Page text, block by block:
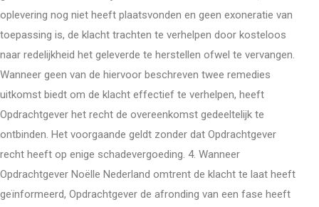
oplevering nog niet heeft plaatsvonden en geen exoneratie van
toepassing is, de klacht trachten te verhelpen door kosteloos
naar redelijkheid het geleverde te herstellen ofwel te vervangen.
Wanneer geen van de hiervoor beschreven twee remedies
uitkomst biedt om de klacht effectief te verhelpen, heeft
Opdrachtgever het recht de overeenkomst gedeeltelijk te
ontbinden. Het voorgaande geldt zonder dat Opdrachtgever
recht heeft op enige schadevergoeding. 4. Wanneer
Opdrachtgever Noëlle Nederland omtrent de klacht te laat heeft
geïnformeerd, Opdrachtgever de afronding van een fase heeft